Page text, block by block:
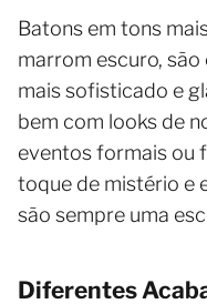
Batons em tons
marrom escuro,
mais sofisticado e
bem com looks de
eventos formais ou
toque de mistério e
são sempre uma
Diferentes